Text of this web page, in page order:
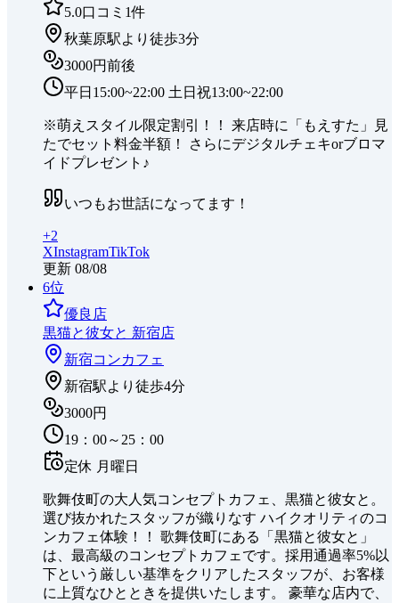
5.0口コミ 1件
秋葉原駅より徒歩3分
3000円前後
平日15:00~22:00 土日祝13:00~22:00
※萌えスタイル限定割引！！ 来店時に「もえすた」見
たでセット料金半額！ さらにデジタルチェキorブロマ
イドプレゼント♪
いつもお世話になってます！
+2
XInstagramTikTok
更新 08/08
6位
優良店
黒猫と彼女と 新宿店
新宿コンカフェ
新宿駅より徒歩4分
3000円
19：00～25：00
定休 月曜日
歌舞伎町の大人気コンセプトカフェ、黒猫と彼女と。
選び抜かれたスタッフが織りなす ハイクオリティのコ
ンカフェ体験！！ 歌舞伎町にある「黒猫と彼女と」
は、最高級のコンセプトカフェです。採用通過率5%以
下という厳しい基準をクリアしたスタッフが、お客様
に上質なひとときを提供いたします。 豪華な店内で、